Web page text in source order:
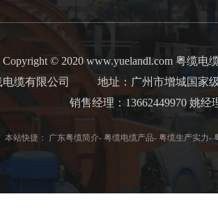
Copyright © 2020 www.yuelandl.com 粤缆电
缆有限公司
地址：广州市增城国家级
销售经理：13662449970 姚
本站快捷： 广东粤缆简介- 粤缆电缆产品- 粤缆生产实力-